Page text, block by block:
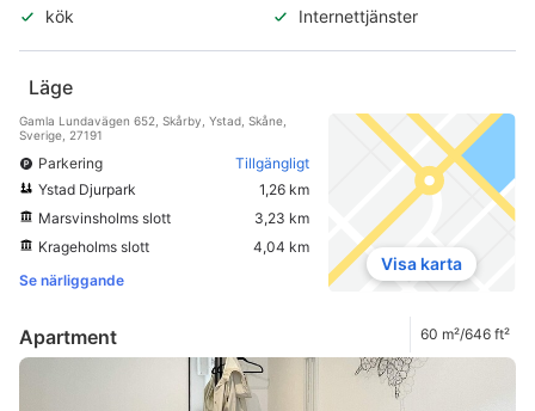
kök
Internettjänster
Läge
Gamla Lundavägen 652, Skårby, Ystad, Skåne,
Sverige, 27191
Parkering
Tillgängligt
Ystad Djurpark
1,26 km
Marsvinsholms slott
3,23 km
Krageholms slott
4,04 km
Se närliggande
Visa karta
Apartment 60 m²/646 ft²